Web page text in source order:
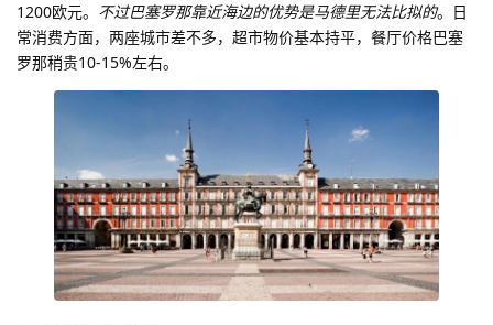
1200欧元。 不过巴塞罗那靠近海边的优势是马德里无法比拟的。日
常消费方面，两座城市差不多，超市物价基本持平，餐厅价格巴塞
罗那稍贵10-15%左右。